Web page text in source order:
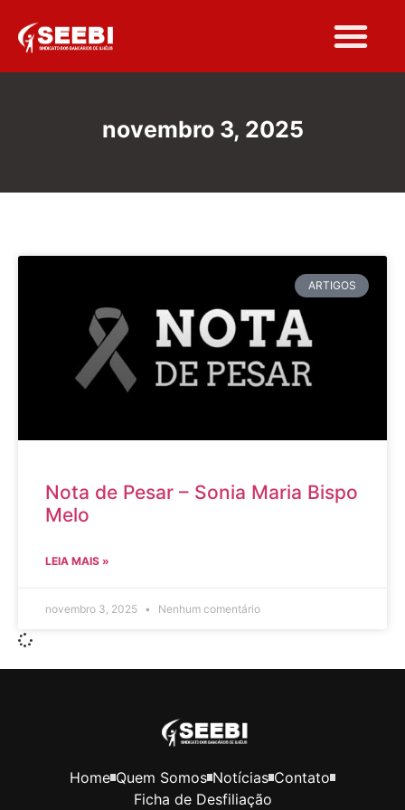
novembro 3, 2025
ARTIGOS
Nota de Pesar – Sonia Maria Bispo
Melo
LEIA MAIS »
novembro 3, 2025 Nenhum comentário
Home Quem Somos Notícias Contato
Ficha de Desfiliação